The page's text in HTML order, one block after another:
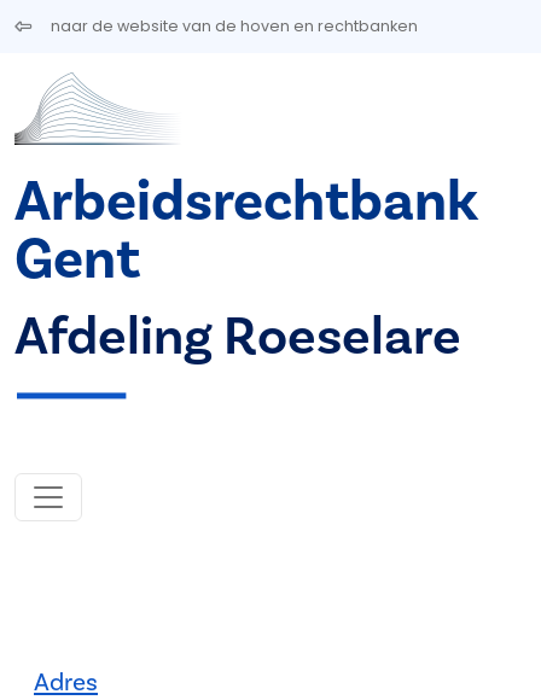
Overslaan en naar de inhoud gaan
naar de website van de hoven en rechtbanken
Arbeidsrechtbank
Gent
Afdeling Roeselare
Adres